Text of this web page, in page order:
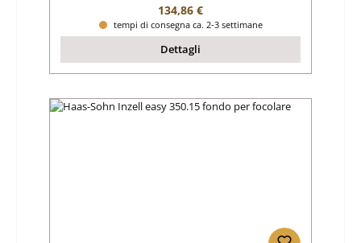
Prezzo normale:
134,86 €
tempi di consegna ca. 2-3 settimane
Dettagli